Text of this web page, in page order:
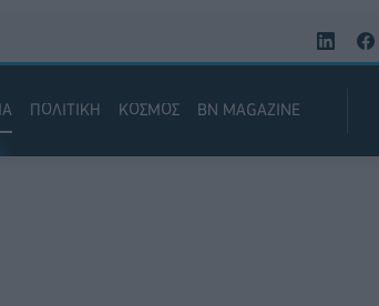
ΠΟΛΙΤΙΚΗ ΚΟΣΜΟΣ BN MAGAZINE